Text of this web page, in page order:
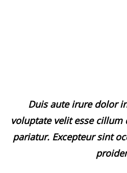
Duis aute irure dolor
voluptate velit esse
pariatur. Excepteur sint